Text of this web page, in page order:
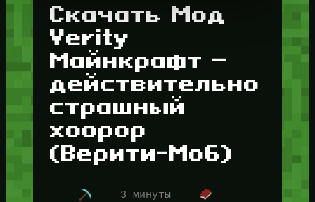
Скачать Мод
Verity
Майнкрафт —
действительно
страшный
хоорор
(Верити-Моб)
3 минуты